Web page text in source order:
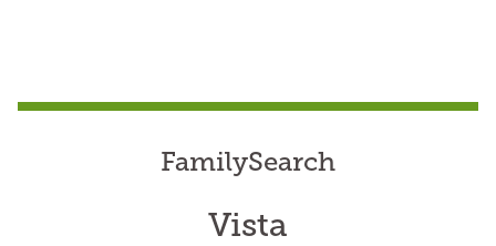
FamilySearch
Vista